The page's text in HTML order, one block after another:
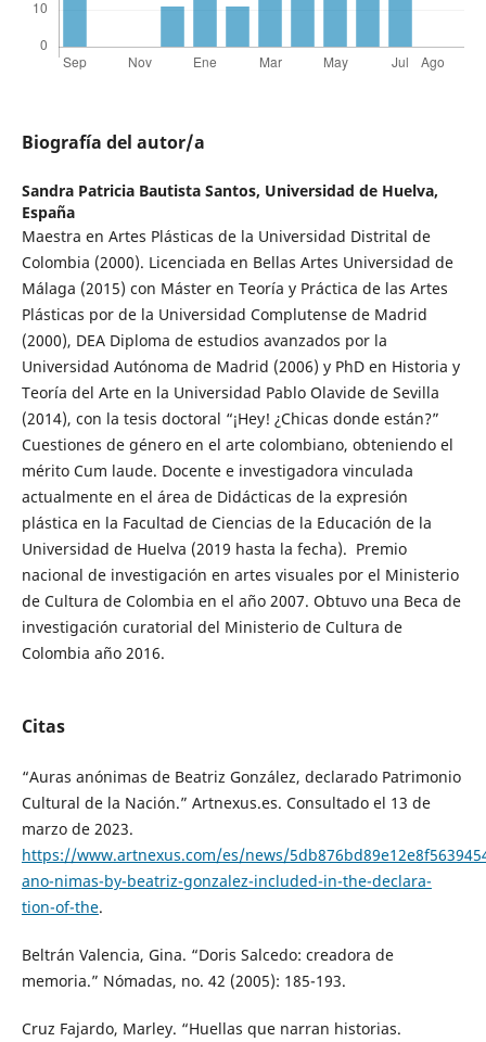
Biografía del autor/a
Sandra Patricia Bautista Santos, Universidad de Huelva,
España
Maestra en Artes Plásticas de la Universidad Distrital de
Colombia (2000). Licenciada en Bellas Artes Universidad de
Málaga (2015) con Máster en Teoría y Práctica de las Artes
Plásticas por de la Universidad Complutense de Madrid
(2000), DEA Diploma de estudios avanzados por la
Universidad Autónoma de Madrid (2006) y PhD en Historia y
Teoría del Arte en la Universidad Pablo Olavide de Sevilla
(2014), con la tesis doctoral “¡Hey! ¿Chicas donde están?”
Cuestiones de género en el arte colombiano, obteniendo el
mérito Cum laude. Docente e investigadora vinculada
actualmente en el área de Didácticas de la expresión
plástica en la Facultad de Ciencias de la Educación de la
Universidad de Huelva (2019 hasta la fecha). Premio
nacional de investigación en artes visuales por el Ministerio
de Cultura de Colombia en el año 2007. Obtuvo una Beca de
investigación curatorial del Ministerio de Cultura de
Colombia año 2016.
Citas
“Auras anónimas de Beatriz González, declarado Patrimonio
Cultural de la Nación.” Artnexus.es. Consultado el 13 de
marzo de 2023.
https://www.artnexus.com/es/news/
ano-nimas-by-beatriz-gonzalez-included-in-the-declara-
tion-of-the.
Beltrán Valencia, Gina. “Doris Salcedo: creadora de
memoria.” Nómadas, no. 42 (2005): 185-193.
Cruz Fajardo, Marley. “Huellas que narran historias.